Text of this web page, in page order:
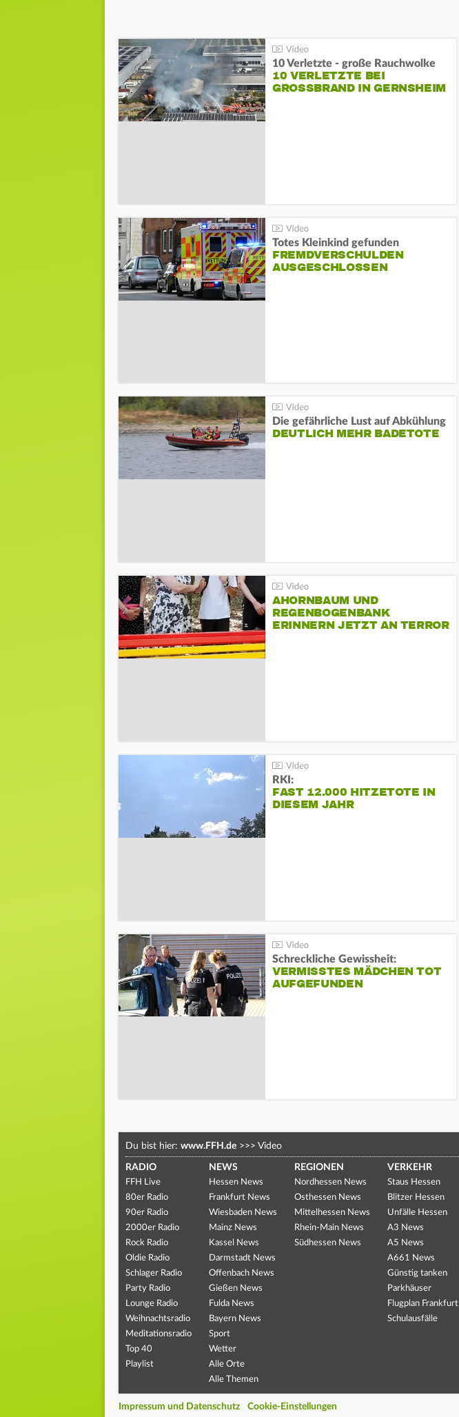
10 Verletzte - große Rauchwolke
10 VERLETZTE BEI
GROSSBRAND IN GERNSHEIM
Totes Kleinkind gefunden
FREMDVERSCHULDEN
AUSGESCHLOSSEN
Die gefährliche Lust auf Abkühlung
DEUTLICH MEHR BADETOTE
AHORNBAUM UND
REGENBOGENBANK
ERINNERN JETZT AN TERROR
RKI:
FAST 12.000 HITZETOTE IN
DIESEM JAHR
Schreckliche Gewissheit:
VERMISSTES MÄDCHEN TOT
AUFGEFUNDEN
Du bist hier: www.FFH.de >>> Video
RADIO
FFH Live
80er Radio
90er Radio
2000er Radio
Rock Radio
Oldie Radio
Schlager Radio
Party Radio
Lounge Radio
Weihnachtsradio
Meditationsradio
Top 40
Playlist
NEWS
Hessen News
Frankfurt News
Wiesbaden News
Mainz News
Kassel News
Darmstadt News
Offenbach News
Gießen News
Fulda News
Bayern News
Sport
Wetter
Alle Orte
Alle Themen
REGIONEN
Nordhessen News
Osthessen News
Mittelhessen News
Rhein-Main News
Südhessen News
VERKEHR
Staus Hessen
Blitzer Hessen
Unfälle Hessen
A3 News
A5 News
A661 News
Günstig tanken
Parkhäuser
Flugplan Frankfurt
Schulausfälle
Impressum und Datenschutz Cookie-Einstellungen